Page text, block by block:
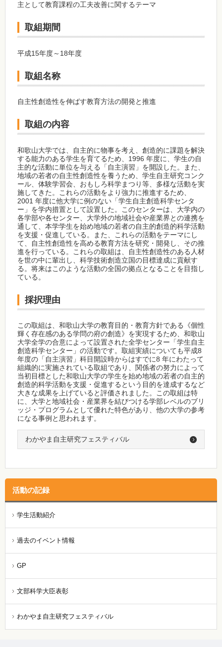
主として教育課程の工夫改善に関するテーマ
取組期間
平成15年度～18年度
取組名称
自主性創造性を伸ばす教育方法の開発と推進
取組の内容
和歌山大学では、自主的に物事を考え、創造的に課題を解決
する能力のある学生を育てるため、1996 年度に、学生の自
主的な活動に単位を与える「自主演習」を開設した。また、
地域の若者の自主性創造性を養うため、学生自主研究コンク
ール、体験学習会、おもしろ科学まつり等、多様な活動を実
施してきた。これらの活動をより強力に推進するため、
2001 年度に他大学に例のない「学生自主創造科学センタ
ー」を学内措置として設置した。このセンターは、大学内の
各学部や各センター、大学外の地域社会や産業界との連携を
通して、本学学生を始め地域の若者の自主的創造的科学活動
を支援・促進している。また、これらの活動をテーマにし
て、自主性創造性を高める教育方法を研究・開発し、その推
進を行っている。これらの取組は、自主性創造性のある人材
を世の中に輩出し、科学技術創造立国の目標達成に貢献す
る。将来はこのような活動の全国の拠点となることを目指し
ている。
採択理由
この取組は、和歌山大学の教育目的・教育方針である《個性
輝く存在感のある学問の府の創造》を実現するため、和歌山
大学全学の合意によって設置された全学センター「学生自主
創造科学センター」の活動です。取組実績についても平成8
年度の「自主演習」科目開設時からはすでに8 年にわたって
組織的に実施されている取組であり、関係者の努力によって
当初目標とした和歌山大学の学生を始め地域の若者の自主的
創造的科学活動を支援・促進するという目的を達成するなど
大きな成果を上げていると評価されました。この取組は特
に、大学と地域社会・産業界を結びつける学部レベルのブリ
ッジ・プログラムとして優れた特色があり、他の大学の参考
になる事例と思われます。
わかやま自主研究フェスティバル
活動の記録
学生活動紹介
過去のイベント情報
GP
文部科学大臣表彰
わかやま自主研究フェスティバル